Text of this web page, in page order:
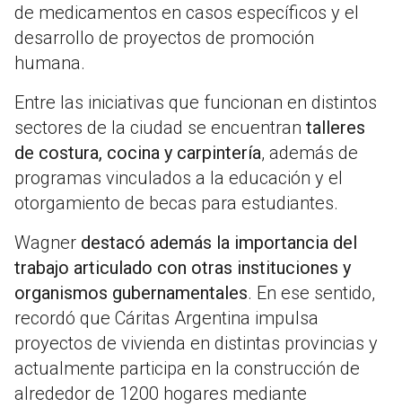
de medicamentos en casos específicos y el
desarrollo de proyectos de promoción
humana.
Entre las iniciativas que funcionan en distintos
sectores de la ciudad se encuentran talleres
de costura, cocina y carpintería, además de
programas vinculados a la educación y el
otorgamiento de becas para estudiantes.
Wagner destacó además la importancia del
trabajo articulado con otras instituciones y
organismos gubernamentales. En ese sentido,
recordó que Cáritas Argentina impulsa
proyectos de vivienda en distintas provincias y
actualmente participa en la construcción de
alrededor de 1200 hogares mediante